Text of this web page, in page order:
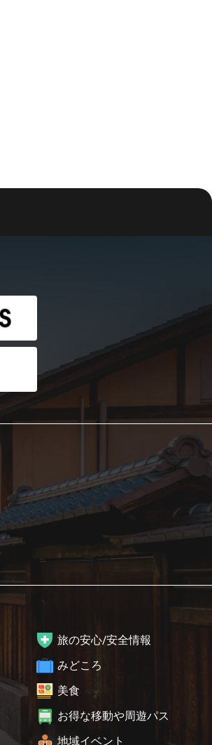
旅の安心/安全情報
みどころ
美食
お得な移動や周遊パス
地域イベント